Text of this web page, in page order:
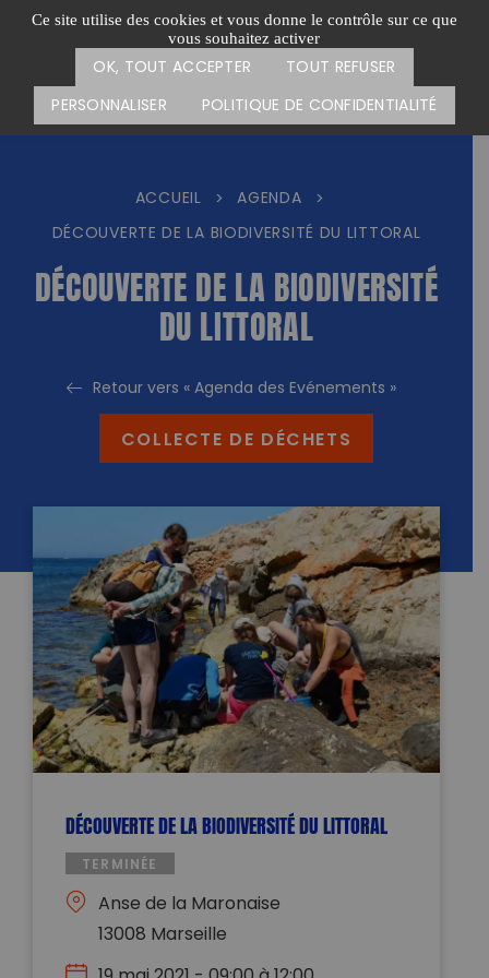
Ce site utilise des cookies et vous donne le contrôle sur ce que
vous souhaitez activer
OK, TOUT ACCEPTER
TOUT REFUSER
PERSONNALISER
POLITIQUE DE CONFIDENTIALITÉ
Passer
Menu
CARTE DES ACTIONS FAIRE UN DON
ACCUEIL > AGENDA
>
DÉCOUVERTE DE LA BIODIVERSITÉ DU LITTORAL
DÉCOUVERTE DE LA BIODIVERSITÉ
DU LITTORAL
Retour vers « Agenda des Evénements »
COLLECTE DE DÉCHETS
DÉCOUVERTE DE LA BIODIVERSITÉ DU LITTORAL
TERMINÉE
Anse de la Maronaise
13008 Marseille